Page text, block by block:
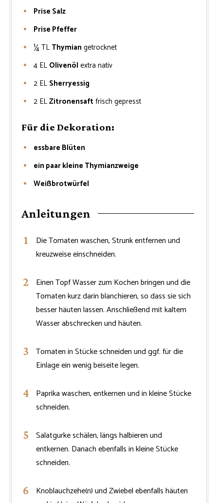
Prise Salz
Prise Pfeffer
¼TL Thymian getrocknet
4 EL Olivenöl extra nativ
2 EL Sherryessig
2 ELZitronensaftfrisch gepresst
Für die Dekoration:
essbare Blüten
ein paar kleine Thymianzweige
Weißbrotwürfel
Anleitungen
Die Tomaten waschen, Strunk entfernen und
kreuzweise einschneiden.
Einen Topf Wasser zum Kochen bringen und die
Tomaten kurz darin blanchieren, so dass sie sich
besser häuten lassen. Anschließend mit kaltem
Wasser abschrecken und häuten.
Tomaten in Stücke schneiden und ggf. für die
Einlage ein wenig beiseite legen.
Paprika waschen, entkernen und in kleine Stücke
schneiden.
Salatgurke schälen, längs halbieren und
entkernen. Danach ebenfalls in kleine Stücke
schneiden.
Knoblauchzehe(n) und Zwiebel ebenfalls häuten